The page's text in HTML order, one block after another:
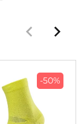
-50%